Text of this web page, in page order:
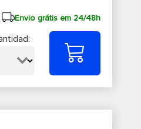
Envio grátis em 24/48h